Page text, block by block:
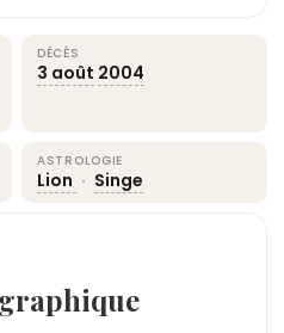
DÉCÈS
3 août 2004
ASTROLOGIE
Lion · Singe